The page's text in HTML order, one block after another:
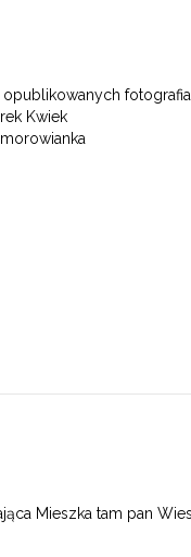
Kwiek
Mieszka tam pan